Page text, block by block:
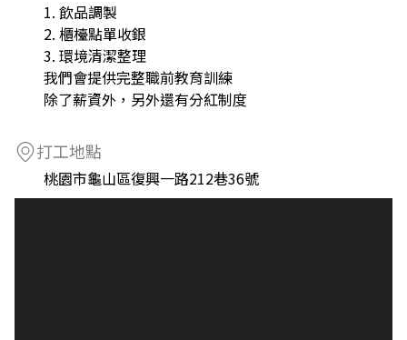
1. 飲品調製
2. 櫃檯點單收銀
3. 環境清潔整理
我們會提供完整職前教育訓練
除了薪資外，另外還有分紅制度
打工地點
桃園市龜山區復興一路212巷36號